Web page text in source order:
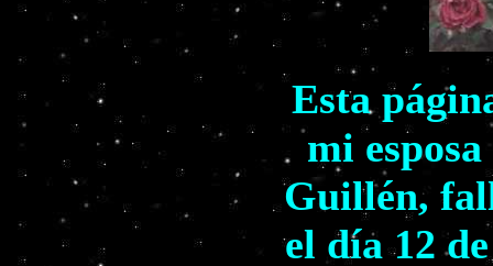
Esta
mi
Guillén,
el día 12